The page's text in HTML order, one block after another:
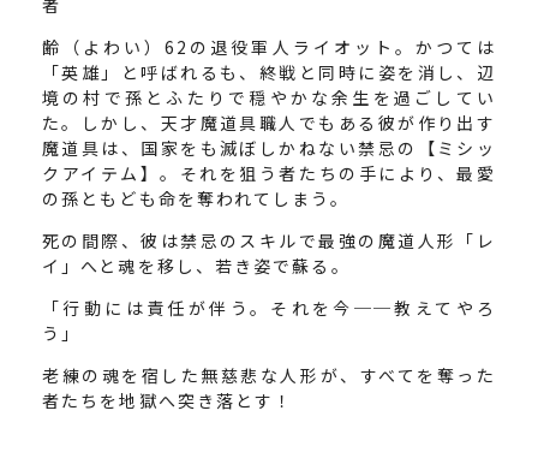
齢（よわい）62の退役軍人ライオット。かつては
「英雄」と呼ばれるも、終戦と同時に姿を消し、辺
境の村で孫とふたりで穏やかな余生を過ごしてい
た。しかし、天才魔道具職人でもある彼が作り出す
魔道具は、国家をも滅ぼしかねない禁忌の【ミシッ
クアイテム】。それを狙う者たちの手により、最愛
の孫ともども命を奪われてしまう。
死の間際、彼は禁忌のスキルで最強の魔道人形「レ
イ」へと魂を移し、若き姿で蘇る。
「行動には責任が伴う。それを今──教えてやろ
う」
老練の魂を宿した無慈悲な人形が、すべてを奪った
者たちを地獄へ突き落とす！